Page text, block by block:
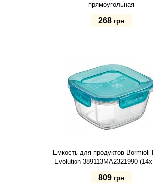
прямоугольная
268 грн
Купить
Емкость для продуктов Bormioli
Evolution 389113MA2321990
809 грн